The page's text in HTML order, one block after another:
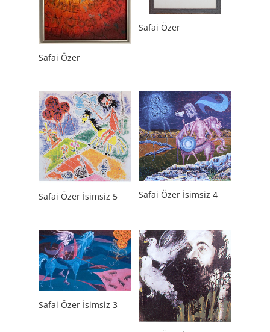
Safai Özer
Safai Özer
Safai Özer İsimsiz 5 Safai Özer İsimsiz 4
Safai Özer İsimsiz 3